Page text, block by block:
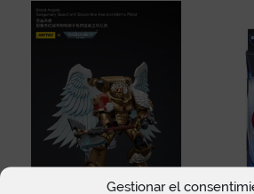
Gestionar el